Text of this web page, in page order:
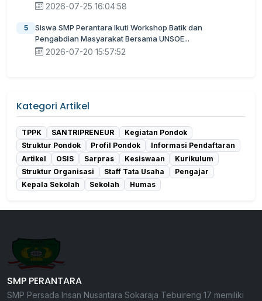
2026-07-25 16:04:58
5
Siswa SMP Perantara Ikuti Workshop Batik dan
Pengabdian Masyarakat Bersama UNSOE...
2026-07-20 15:57:52
Kategori Artikel
TPPK SANTRIPRENEUR
Kegiatan Pondok
Struktur Pondok
Profil Pondok
Informasi Pendaftaran
Artikel
OSIS Sarpras Kesiswaan
Kurikulum
Struktur Organisasi
Staff Tata Usaha
Pengajar
Kepala Sekolah
Sekolah Humas
SMP PERANTARA
SMP Persada Insan Nusantara Sokaraja Tebuireng 17 memiliki